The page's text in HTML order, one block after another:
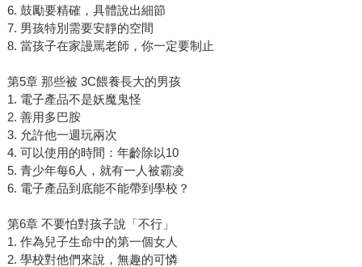
6. 鼓勵要精確，具體說出細節
7. 男孩特別需要安靜的空間
8. 當孩子在家謾罵老師，你一定要制止
第5章 那些被 3C餵養長大的男孩
1. 電子產品不是妖魔鬼怪
2. 善用多巴胺
3. 允許他一週玩兩次
4. 可以使用的時間：年齡除以10
5. 青少年每6人，就有一人被霸凌
6. 電子產品到底能不能帶到學校？
第6章 不要怕對孩子說「不行」
1. 作為兒子生命中的第一個女人
2. 學校對他們來說，無趣的可憐